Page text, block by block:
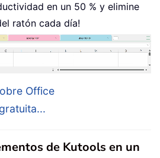
en un 50 % y elimine
ratón cada día!
Office
de Kutools en un